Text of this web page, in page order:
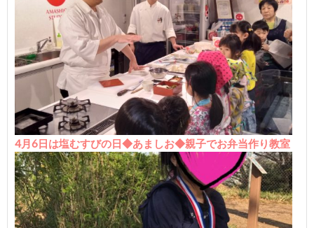
4月6日は塩むすびの日◆あましお◆親子でお弁当作り教室